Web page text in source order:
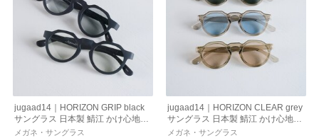
jugaad14｜HORIZON GRIP black
サングラス 日本製 鯖江 かけ心地
ストレスフリー 機能性レンズ 紫外
メガネ・サングラス
jugaad14｜HORIZON CLEAR grey
サングラス 日本製 鯖江 かけ心地
ストレスフリー 機能性レンズ 紫外
メガネ・サングラス